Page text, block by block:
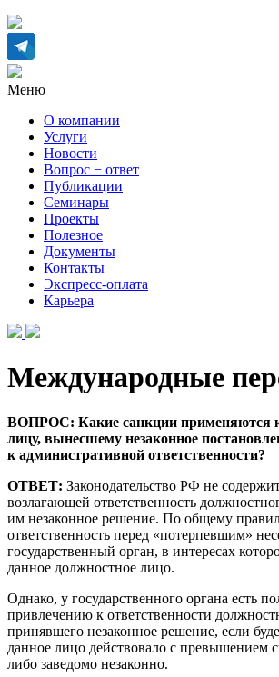
Меню
О компании
Услуги
Новости
Вопрос − ответ
Публикации
Семинары
Проекты
Полезное
Документы
Контакты
Экспресс-оплата
Карьера
Международные
ВОПРОС: Какие санкции применяются
лицу, вынесшему незаконное
к административной ответственности?
ОТВЕТ: Законодательство РФ не
возлагающей ответственность
им незаконное решение. По общему
ответственность перед «потерпевшим»
государственный орган, в интересах
данное должностное лицо.
Однако, у государственного органа есть
привлечению к ответственности
принявшего незаконное решение, если
данное лицо действовало с превышением
либо заведомо незаконно.